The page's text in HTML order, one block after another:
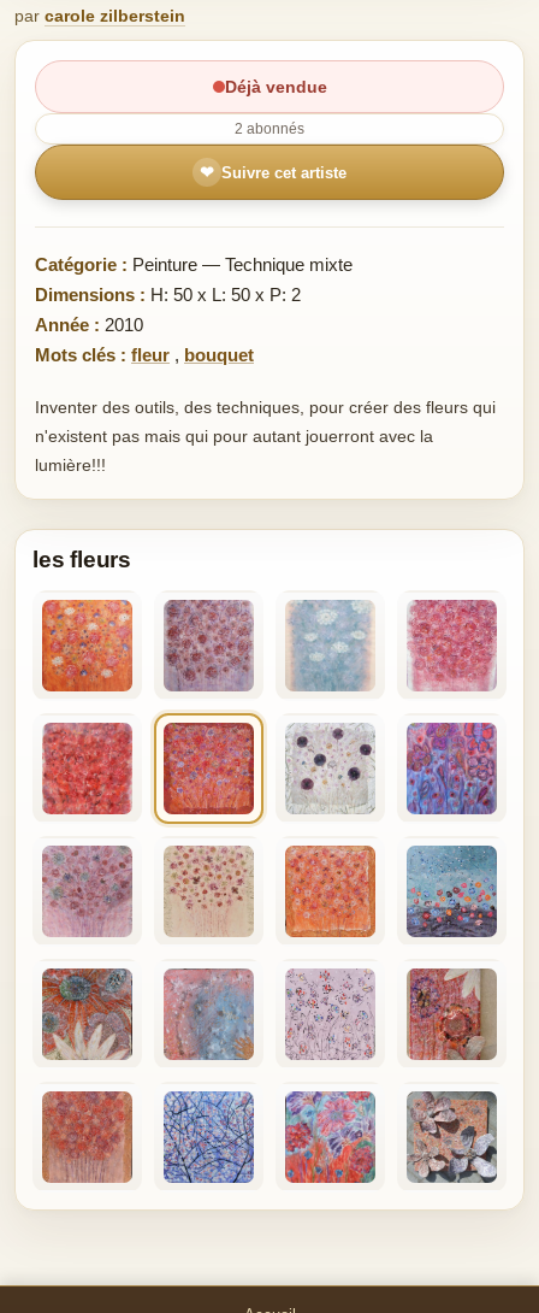
par carole zilberstein
Déjà vendue
2 abonnés
❤ Suivre cet artiste
Catégorie : Peinture — Technique mixte
Dimensions : H: 50 x L: 50 x P: 2
Année : 2010
Mots clés : fleur , bouquet
Inventer des outils, des techniques, pour créer des fleurs qui
n'existent pas mais qui pour autant jouerront avec la
lumière!!!
les fleurs